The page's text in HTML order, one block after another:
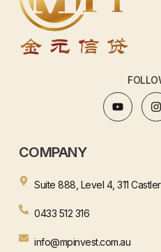
COMPANY
Suite 888, Level 4, 311
0433 512 316
info@mpinvest.com.au